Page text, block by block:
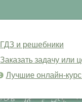
ГДЗ и решебники
Заказать задачу или
Лучшие онлайн-